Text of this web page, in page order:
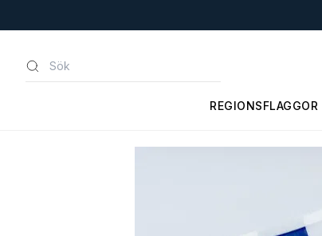
REGIONSFLAGGOR